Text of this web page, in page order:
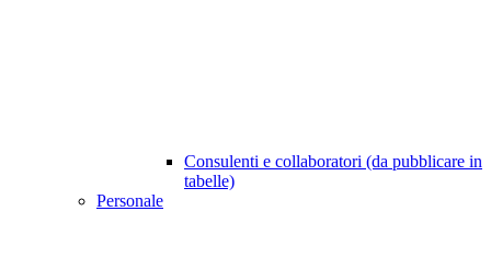
Consulenti e collaboratori (da pubblicare in
tabelle)
Personale